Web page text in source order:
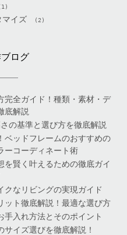
マイズ (2)
ログ
完全ガイド！種類・素材・デ
底解説
の基準と選び方を徹底解説
ベッドフレームのおすすめの
ーコーディネート術
を賢く叶えるための徹底ガイ
クなリビングの実現ガイド
ット徹底解説！最適な選び方
手入れ方法とそのポイント
イズ選びを徹底解説！